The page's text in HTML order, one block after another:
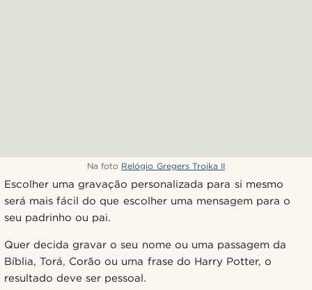
Na foto Relógio Gregers Troika II
Escolher uma gravação personalizada para si mesmo
será mais fácil do que escolher uma mensagem para o
seu padrinho ou pai.
Quer decida gravar o seu nome ou uma passagem da
Bíblia, Torá, Corão ou uma frase do Harry Potter, o
resultado deve ser pessoal.